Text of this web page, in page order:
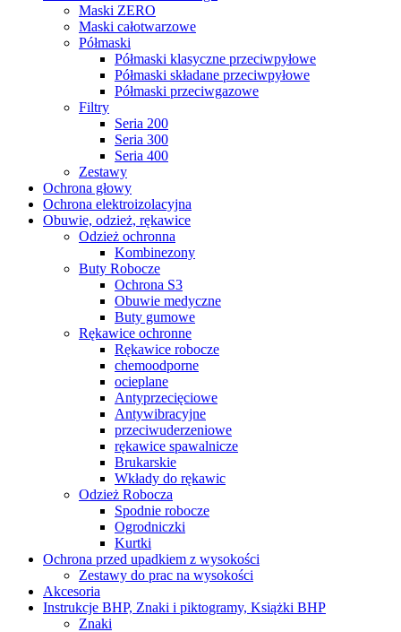
Maski ZERO
Maski całotwarzowe
Półmaski
Półmaski klasyczne przeciwpyłowe
Półmaski składane przeciwpyłowe
Półmaski przeciwgazowe
Filtry
Seria 200
Seria 300
Seria 400
Zestawy
Ochrona głowy
Ochrona elektroizolacyjna
Obuwie, odzież, rękawice
Odzież ochronna
Kombinezony
Buty Robocze
Ochrona S3
Obuwie medyczne
Buty gumowe
Rękawice ochronne
Rękawice robocze
chemoodporne
ocieplane
Antyprzecięciowe
Antywibracyjne
przeciwuderzeniowe
rękawice spawalnicze
Brukarskie
Wkłady do rękawic
Odzież Robocza
Spodnie robocze
Ogrodniczki
Kurtki
Ochrona przed upadkiem z wysokości
Zestawy do prac na wysokości
Akcesoria
Instrukcje BHP, Znaki i piktogramy, Książki BHP
Znaki